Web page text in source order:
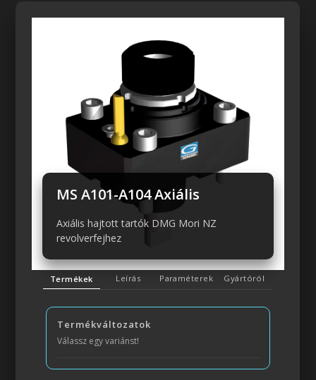
Előző
MS A101-A104 Axiális
Axiális hajtott tartók DMG Mori NZ
revolverfejhez
Termékek Leírás Paraméterek Gyártóról
Termékváltozatok
Válassz egy variánst!